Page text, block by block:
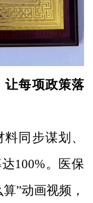
让每项政策落
同步谋划、
100%。医保
”动画视频，